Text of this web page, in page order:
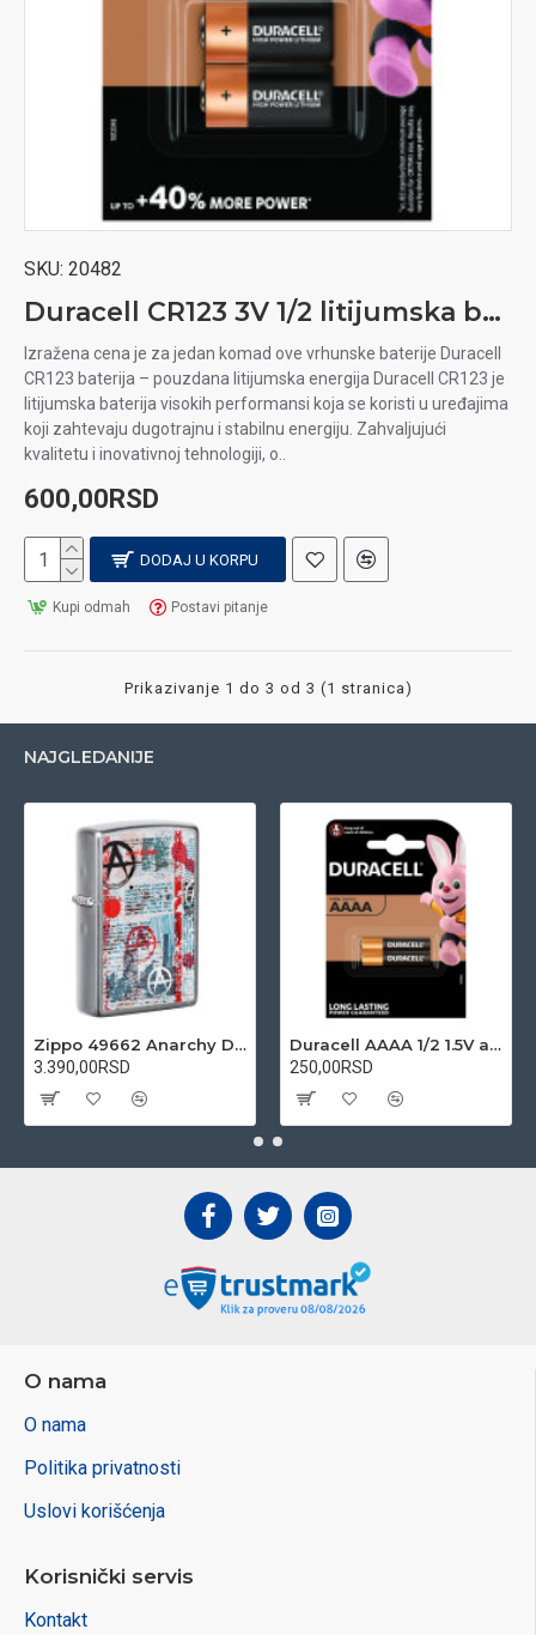
SKU: 20482
Duracell CR123 3V 1/2 litijumska baterija
Izražena cena je za jedan komad ove vrhunske baterije Duracell
CR123 baterija – pouzdana litijumska energija Duracell CR123 je
litijumska baterija visokih performansi koja se koristi u uređajima
koji zahtevaju dugotrajnu i stabilnu energiju. Zahvaljujući
kvalitetu i inovativnoj tehnologiji, o..
600,00RSD
DODAJ U KORPU
Kupi odmah Postavi pitanje
Prikazivanje 1 do 3 od 3 (1 stranica)
NAJGLEDANIJE
Zippo 49662 Anarchy Design upaljač
3.390,00RSD
Duracell AAAA 1/2 1.5V alkalna baterija
250,00RSD
O nama
O nama
Politika privatnosti
Uslovi korišćenja
Korisnički servis
Kontakt